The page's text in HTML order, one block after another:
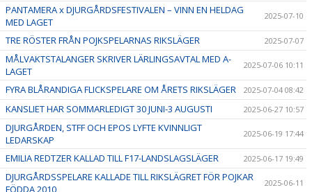
PANTAMERA x DJURGÅRDSFESTIVALEN – VINN EN HELDAG
MED LAGET
2025-07-10
TRE RÖSTER FRÅN POJKSPELARNAS RIKSLÄGER 2025-07-07
MÅLVAKTSTALANGER SKRIVER LÄRLINGSAVTAL MED A-
LAGET
2025-07-06 10:11
FYRA BLÅRANDIGA FLICKSPELARE OM ÅRETS RIKSLÄGER 2025-07-04 08:42
KANSLIET HAR SOMMARLEDIGT 30 JUNI-3 AUGUSTI 2025-06-27 10:57
DJURGÅRDEN, STFF OCH EPOS LYFTE KVINNLIGT
LEDARSKAP
2025-06-19 17:44
EMILIA REDTZER KALLAD TILL F17-LANDSLAGSLÄGER 2025-06-17 19:49
DJURGÅRDSSPELARE KALLADE TILL RIKSLÄGRET FÖR POJKAR
FÖDDA 2010
2025-06-11